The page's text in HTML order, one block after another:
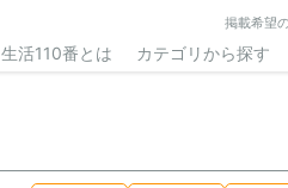
掲載希望
生活110番とは カテゴリから探す